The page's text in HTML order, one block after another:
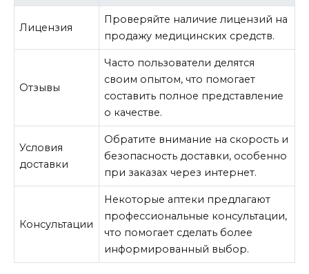
Лицензия
Проверяйте наличие лицензий на
продажу медицинских средств.
Отзывы
Часто пользователи делятся
своим опытом, что помогает
составить полное представление
о качестве.
Условия
доставки
Обратите внимание на скорость и
безопасность доставки, особенно
при заказах через интернет.
Консультации
Некоторые аптеки предлагают
профессиональные консультации,
что помогает сделать более
информированный выбор.